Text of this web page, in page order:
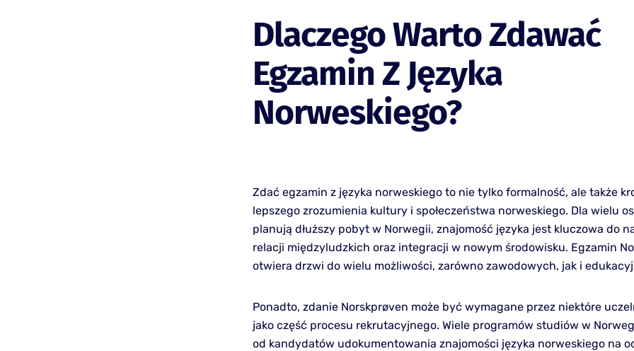
Dlaczego Warto Zdawać
Egzamin Z Języka
Norweskiego?
Zdać egzamin z języka norweskiego to nie tylko formalność, ale także
lepszego zrozumienia kultury i społeczeństwa norweskiego. Dla wielu
planują dłuższy pobyt w Norwegii, znajomość języka jest kluczowa do
relacji międzyludzkich oraz integracji w nowym środowisku. Egzamin
otwiera drzwi do wielu możliwości, zarówno zawodowych, jak i
Ponadto, zdanie Norskprøven może być wymagane przez niektóre
jako część procesu rekrutacyjnego. Wiele programów studiów w
od kandydatów udokumentowania znajomości języka norweskiego na